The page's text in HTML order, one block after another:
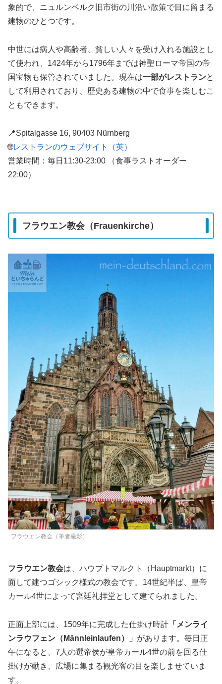
象的で、ニュルンベルク旧市街の川沿い散策で目に留まる
建物のひとつです。
中世には病人や高齢者、貧しい人々を受け入れる施設とし
て使われ、1424年から1796年までは神聖ローマ帝国の帝
国宝物も保管されていました。現在は一部がレストランと
して利用されており、歴史ある建物の中で食事を楽しむこ
ともできます。
📍Spitalgasse 16, 90403 Nürnberg
🌐レストランのウェブサイト（英）
営業時間：毎日11:30-23:00 （食事ラストオーダー
22:00）
フラウエン教会（Frauenkirche）
フラウエン教会（筆者撮影）
フラウエン教会は、ハウプトマルクト（Hauptmarkt）に
面して建つゴシック様式の教会です。14世紀半ば、皇帝
カール4世によって宮廷礼拝堂として建てられました。
正面上部には、1509年に完成した仕掛け時計 「メンライ
ンラウフェン（Männleinlaufen）」 があります。毎日正
午になると、7人の選帝侯が皇帝カール4世の前を回る仕
掛けが動き、広場に集まる観光客の目を楽しませていま
す。